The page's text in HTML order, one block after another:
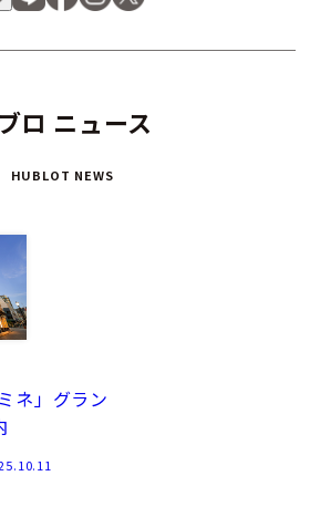
ロ ニュース
HUBLOT NEWS
ネ」グラン